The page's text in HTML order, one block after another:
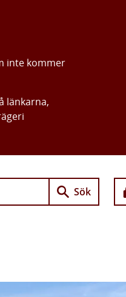
inte kommer
länkarna,
Sök